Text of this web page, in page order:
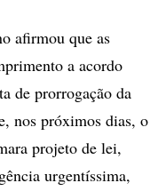
afirmou que as
a acordo
de prorrogação da
nos próximos dias, o
projeto de lei,
urgentíssima,